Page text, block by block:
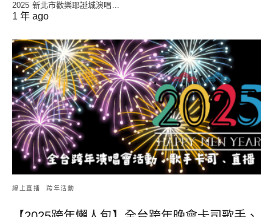
2025 新北市歡樂耶誕城演唱...
1 年 ago
線上直播 跨年活動